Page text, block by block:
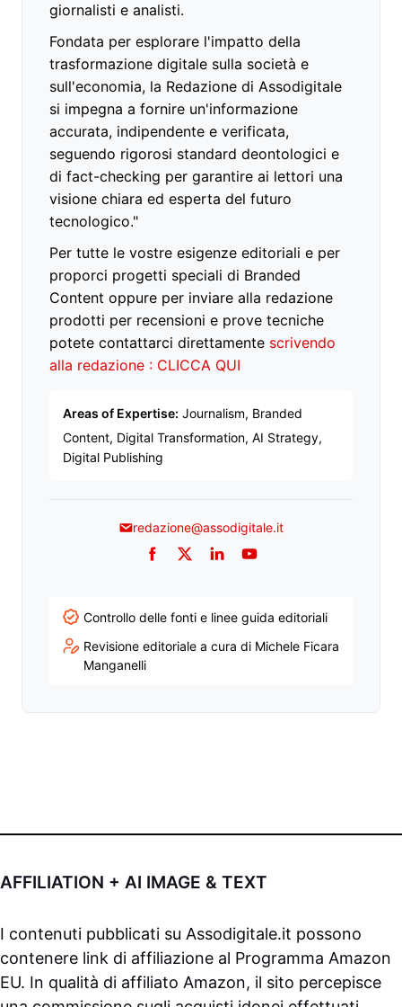
giornalisti e analisti.
Fondata per esplorare l'impatto della
trasformazione digitale sulla società e
sull'economia, la Redazione di Assodigitale
si impegna a fornire un'informazione
accurata, indipendente e verificata,
seguendo rigorosi standard deontologici e
di fact-checking per garantire ai lettori una
visione chiara ed esperta del futuro
tecnologico."
Per tutte le vostre esigenze editoriali e per
proporci progetti speciali di Branded
Content oppure per inviare alla redazione
prodotti per recensioni e prove tecniche
potete contattarci direttamente scrivendo
alla redazione : CLICCA QUI
Areas of Expertise: Journalism, Branded
Content, Digital Transformation, AI Strategy,
Digital Publishing
redazione@assodigitale.it
Facebook
TwitterLinkedInYouTube
Controllo delle fonti e linee guida editoriali
Revisione editoriale a cura di Michele Ficara
Manganelli
AFFILIATION + AI IMAGE & TEXT
I contenuti pubblicati su Assodigitale.it possono
contenere link di affiliazione al Programma Amazon
EU. In qualità di affiliato Amazon, il sito percepisce